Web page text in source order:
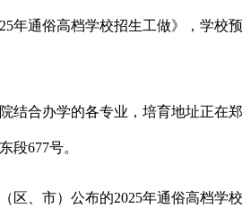
通俗高档学校招生工做》，学校
合办学的各专业，培育地址正在郑
段677号。
、市）公布的2025年通俗高档学校